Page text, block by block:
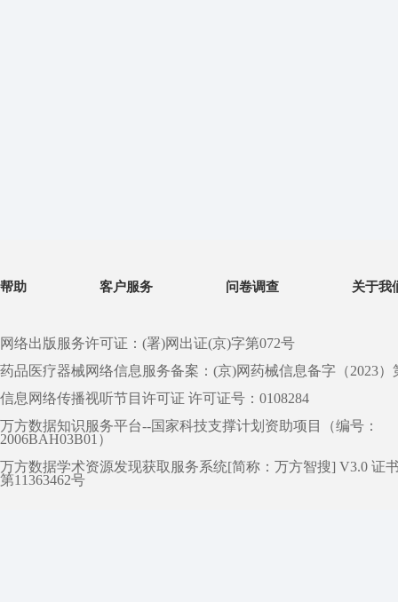
帮助 客户服务 问卷调查 关于我
网络出版服务许可证：(署)网出证(京)字第072号
药品医疗器械网络信息服务备案：(京)网药械信息备字（2023）
信息网络传播视听节目许可证 许可证号：0108284
万方数据知识服务平台--国家科技支撑计划资助项目（编号：
2006BAH03B01）
万方数据学术资源发现获取服务系统[简称：万方智搜] V3.0 证
第11363462号